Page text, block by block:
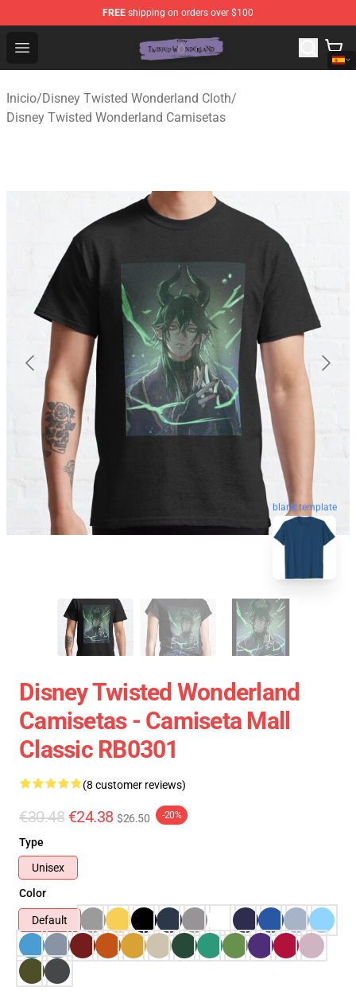
FREE shipping on orders over $100
Open menu
Twisted Wonderland Store - Official Twisted
Inicio/Disney Twisted Wonderland Cloth/
Disney Twisted Wonderland Camisetas
blank template
Disney Twisted Wonderland
Camisetas - Camiseta Mall
Classic RB0301
(8 customer reviews)
€30.48 €24.38 $26.50 -20%
Type
Unisex
Color
Default